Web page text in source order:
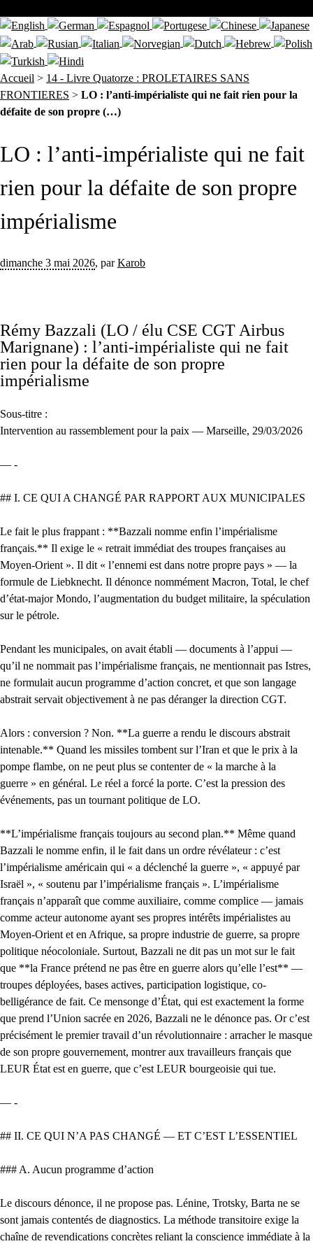
Accueil > 14 - Livre Quatorze : PROLETAIRES SANS
FRONTIERES > LO : l’anti-impérialiste qui ne fait rien pour la
défaite de son propre (…)
LO : l’anti-impérialiste qui ne fait
rien pour la défaite de son propre
impérialisme
dimanche 3 mai 2026, parKarob
Rémy Bazzali (LO / élu CSE CGT Airbus
Marignane) : l’anti-impérialiste qui ne fait
rien pour la défaite de son propre
impérialisme
Sous-titre :
Intervention au rassemblement pour la paix — Marseille, 29/03/2026
— -
## I. CE QUI A CHANGÉ PAR RAPPORT AUX MUNICIPALES
Le fait le plus frappant : **Bazzali nomme enfin l’impérialisme
français.** Il exige le « retrait immédiat des troupes françaises au
Moyen-Orient ». Il dit « l’ennemi est dans notre propre pays » — la
formule de Liebknecht. Il dénonce nommément Macron, Total, le chef
d’état-major Mondo, l’augmentation du budget militaire, la spéculation
sur le pétrole.
Pendant les municipales, on avait établi — documents à l’appui —
qu’il ne nommait pas l’impérialisme français, ne mentionnait pas Istres,
ne formulait aucun programme d’action concret, et que son langage
abstrait servait objectivement à ne pas déranger la direction CGT.
Alors : conversion ? Non. **La guerre a rendu le discours abstrait
intenable.** Quand les missiles tombent sur l’Iran et que le prix à la
pompe flambe, on ne peut plus se contenter de « la marche à la
guerre » en général. Le réel a forcé la porte. C’est la pression des
événements, pas un tournant politique de LO.
**L’impérialisme français toujours au second plan.** Même quand
Bazzali le nomme enfin, il le fait dans un ordre révélateur : c’est
l’impérialisme américain qui « a déclenché la guerre », « appuyé par
Israël », « soutenu par l’impérialisme français ». L’impérialisme
français n’apparaît que comme auxiliaire, comme complice — jamais
comme acteur autonome ayant ses propres intérêts impérialistes au
Moyen-Orient et en Afrique, sa propre industrie de guerre, sa propre
politique néocoloniale. Surtout, Bazzali ne dit pas un mot sur le fait
que **la France prétend ne pas être en guerre alors qu’elle l’est** —
troupes déployées, bases actives, participation logistique, co-
belligérance de fait. Ce mensonge d’État, qui est exactement la forme
que prend l’Union sacrée en 2026, Bazzali ne le dénonce pas. Or c’est
précisément le premier travail d’un révolutionnaire : arracher le masque
de son propre gouvernement, montrer aux travailleurs français que
LEUR État est en guerre, que c’est LEUR bourgeoisie qui tue.
— -
## II. CE QUI N’A PAS CHANGÉ — ET C’EST L’ESSENTIEL
### A. Aucun programme d’action
Le discours dénonce, il ne propose pas. Lénine, Trotsky, Barta ne se
sont jamais contentés de diagnostics. La méthode transitoire exige la
chaîne de revendications concrètes reliant la conscience immédiate à la